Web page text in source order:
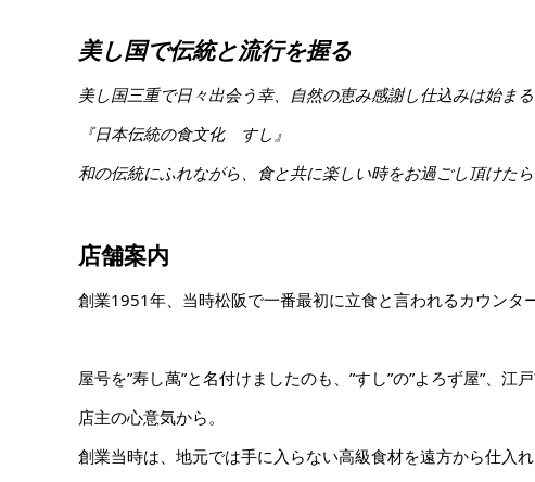
美し国で伝統と流行を握る
美し国三重で日々出会う幸、自然の恵み感謝し仕込みは始まる
『日本伝統の食文化 すし』
和の伝統にふれながら、食と共に楽しい時をお過ごし頂けたら
店舗案内
創業1951年、当時松阪で一番最初に立食と言われるカウンタ
屋号を”寿し萬”と名付けましたのも、”すし”の”よろず屋”、
店主の心意気から。
創業当時は、地元では手に入らない高級食材を遠方から仕入